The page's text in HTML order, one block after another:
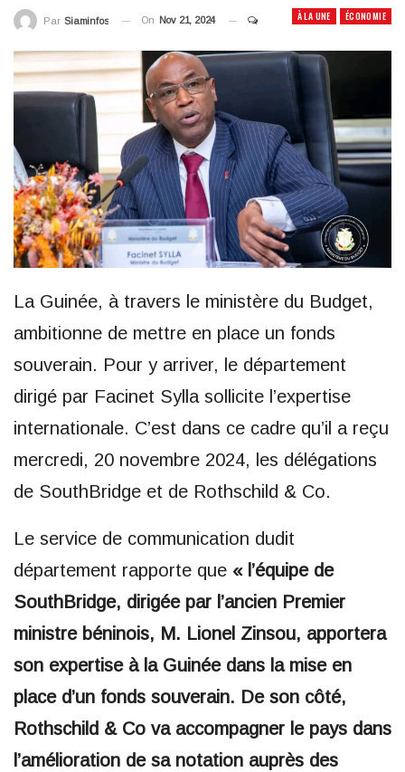
À LA UNE ÉCONOMIE
Par Siaminfos On Nov 21, 2024
La Guinée, à travers le ministère du Budget,
ambitionne de mettre en place un fonds
souverain. Pour y arriver, le département
dirigé par Facinet Sylla sollicite l’expertise
internationale. C’est dans ce cadre qu’il a reçu
mercredi, 20 novembre 2024, les délégations
de SouthBridge et de Rothschild & Co.
Le service de communication dudit
département rapporte que « l’équipe de
SouthBridge, dirigée par l’ancien Premier
ministre béninois, M. Lionel Zinsou, apportera
son expertise à la Guinée dans la mise en
place d’un fonds souverain. De son côté,
Rothschild & Co va accompagner le pays dans
l’amélioration de sa notation auprès des